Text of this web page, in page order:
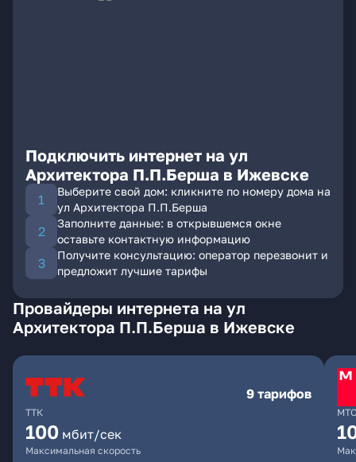
Подключить интернет на ул
Архитектора П.П.Берша в Ижевске
Выберите свой дом: кликните по номеру дома на
ул Архитектора П.П.Берша
Заполните данные: в открывшемся окне
оставьте контактную информацию
Получите консультацию: оператор перезвонит и
предложит лучшие тарифы
Провайдеры интернета на ул
Архитектора П.П.Берша в Ижевске
ТТК
9 тарифов
100 мбит/сек
Максимальная скорость
МТС